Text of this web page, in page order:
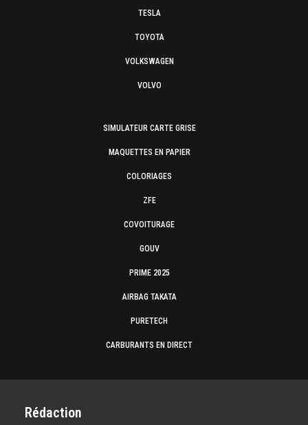
TESLA
TOYOTA
VOLKSWAGEN
VOLVO
SIMULATEUR CARTE GRISE
MAQUETTES EN PAPIER
COLORIAGES
ZFE
COVOITURAGE
GOUV
PRIME 2025
AIRBAG TAKATA
PURETECH
CARBURANTS EN DIRECT
Rédaction